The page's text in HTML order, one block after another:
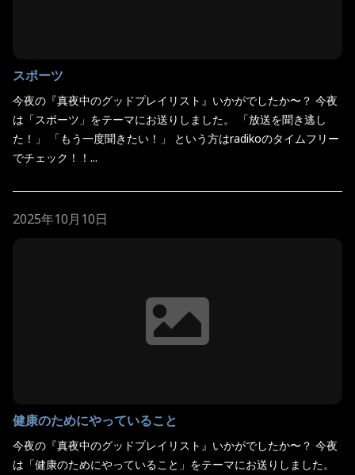
スポーツ
今夜の『真夜中のグッドプレイリスト』いかがでしたか〜？ 今夜
は「スポーツ」をテーマにお送りしました。 「放送を聞き逃し
た！」 「もう一度聞きたい！」 という方はradikoのタイムフリー
でチェック！！...
2025年10月10日
健康のためにやっていること
今夜の『真夜中のグッドプレイリスト』いかがでしたか〜？ 今夜
は「健康のためにやっていること」をテーマにお送りしました。